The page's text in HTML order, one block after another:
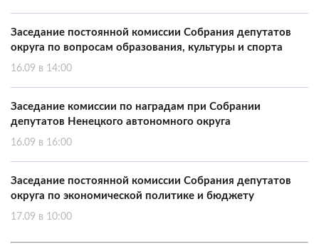
Заседание постоянной комиссии Собрания депутатов
округа по вопросам образования, культуры и спорта
16.09 в 14:00
Заседание комиссии по наградам при Собрании
депутатов Ненецкого автономного округа
16.09 в 16:00
Заседание постоянной комиссии Собрания депутатов
округа по экономической политике и бюджету
17.09 в 10:00